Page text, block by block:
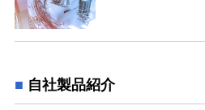
自社製品紹介